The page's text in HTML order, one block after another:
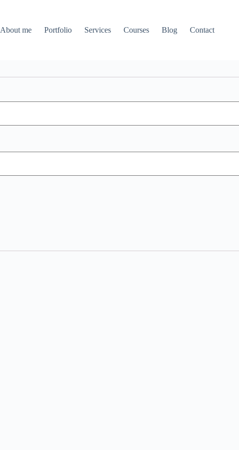
About me Portfolio Services Courses Blog Contact